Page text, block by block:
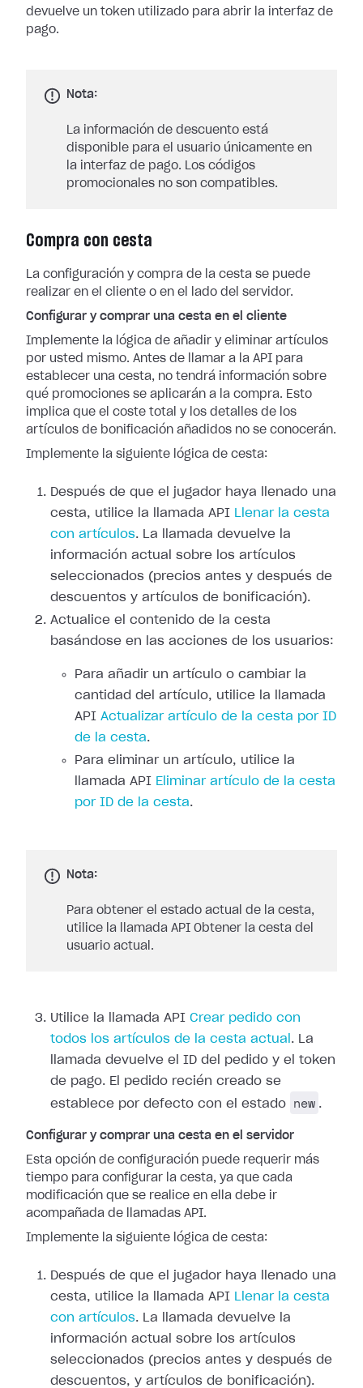
devuelve un token utilizado para abrir la interfaz de
pago.
Nota:
La información de descuento está
disponible para el usuario únicamente en
la interfaz de pago. Los códigos
promocionales no son compatibles.
Compra con cesta
La configuración y compra de la cesta se puede
realizar en el cliente o en el lado del servidor.
Configurar y comprar una cesta en el cliente
Implemente la lógica de añadir y eliminar artículos
por usted mismo. Antes de llamar a la API para
establecer una cesta, no tendrá información sobre
qué promociones se aplicarán a la compra. Esto
implica que el coste total y los detalles de los
artículos de bonificación añadidos no se conocerán.
Implemente la siguiente lógica de cesta:
Después de que el jugador haya llenado una
cesta, utilice la llamada API Llenar la cesta
con artículos. La llamada devuelve la
información actual sobre los artículos
seleccionados (precios antes y después de
descuentos y artículos de bonificación).
Actualice el contenido de la cesta
basándose en las acciones de los usuarios:
Para añadir un artículo o cambiar la
cantidad del artículo, utilice la llamada
API Actualizar artículo de la cesta por ID
de la cesta.
Para eliminar un artículo, utilice la
llamada API Eliminar artículo de la cesta
por ID de la cesta.
Nota:
Para obtener el estado actual de la cesta,
utilice la llamada API Obtener la cesta del
usuario actual.
Utilice la llamada API Crear pedido con
todos los artículos de la cesta actual . La
llamada devuelve el ID del pedido y el token
de pago. El pedido recién creado se
establece por defecto con el estado
new .
Configurar y comprar una cesta en el servidor
Esta opción de configuración puede requerir más
tiempo para configurar la cesta, ya que cada
modificación que se realice en ella debe ir
acompañada de llamadas API.
Implemente la siguiente lógica de cesta:
Después de que el jugador haya llenado una
cesta, utilice la llamada API Llenar la cesta
con artículos. La llamada devuelve la
información actual sobre los artículos
seleccionados (precios antes y después de
descuentos, y artículos de bonificación).